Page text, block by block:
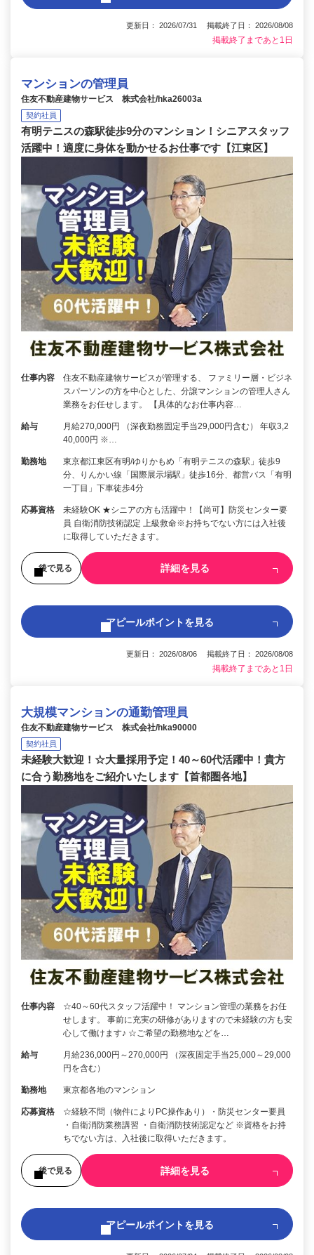
更新日： 2026/07/31 掲載終了日： 2026/08/08
掲載終了まであと1日
マンションの管理員
住友不動産建物サービス 株式会社/hka26003a
契約社員
有明テニスの森駅徒歩9分のマンション！シニアスタッフ
活躍中！適度に身体を動かせるお仕事です【江東区】
仕事内容
住友不動産建物サービスが管理する、 ファミリー層・ビジネ
スパーソンの方を中心とした、分譲マンションの管理人さん
業務をお任せします。 【具体的なお仕事内容…
給与
月給270,000円 （深夜勤務固定手当29,000円含む） 年収3,2
40,000円 ※…
勤務地
東京都江東区有明/ゆりかもめ「有明テニスの森駅」徒歩9
分、りんかい線「国際展示場駅」徒歩16分、都営バス「有明
一丁目」下車徒歩4分
応募資格
未経験OK ★シニアの方も活躍中！【尚可】防災センター要
員 自衛消防技術認定 上級救命※お持ちでない方には入社後
に取得していただきます。
後で見る 詳細を見る
アピールポイントを見る
更新日： 2026/08/06 掲載終了日： 2026/08/08
掲載終了まであと1日
大規模マンションの通勤管理員
住友不動産建物サービス 株式会社/hka90000
契約社員
未経験大歓迎！☆大量採用予定！40～60代活躍中！貴方
に合う勤務地をご紹介いたします【首都圏各地】
仕事内容
☆40～60代スタッフ活躍中！ マンション管理の業務をお任
せします。 事前に充実の研修がありますので未経験の方も安
心して働けます♪ ☆ご希望の勤務地などを…
給与
月給236,000円～270,000円 （深夜固定手当25,000～29,000
円を含む）
勤務地 東京都各地のマンション
応募資格
☆経験不問（物件によりPC操作あり）・防災センター要員
・自衛消防業務講習 ・自衛消防技術認定など ※資格をお持
ちでない方は、入社後に取得いただきます。
後で見る 詳細を見る
アピールポイントを見る